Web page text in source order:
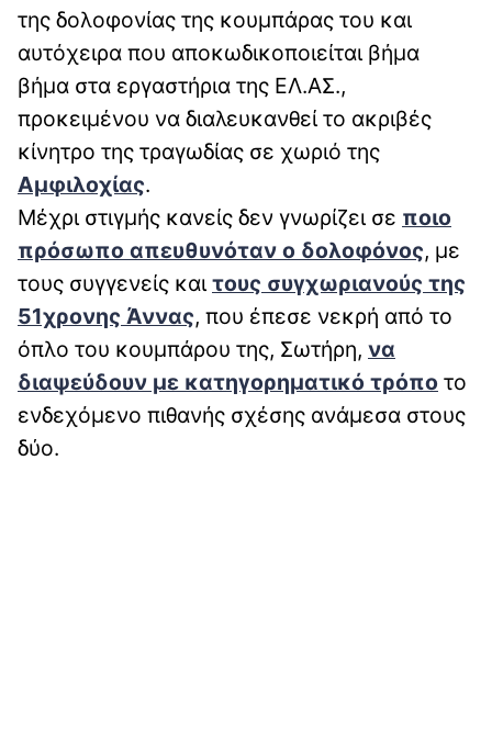
της δολοφονίας της κουμπάρας του και
αυτόχειρα που αποκωδικοποιείται βήμα
βήμα στα εργαστήρια της ΕΛ.ΑΣ.,
προκειμένου να διαλευκανθεί το ακριβές
κίνητρο της τραγωδίας σε χωριό της
Αμφιλοχίας.
Μέχρι στιγμής κανείς δεν γνωρίζει σε ποιο
πρόσωπο απευθυνόταν ο δολοφόνος, με
τους συγγενείς και τους συγχωριανούς της
51χρονης Άννας, που έπεσε νεκρή από το
όπλο του κουμπάρου της, Σωτήρη, να
διαψεύδουν με κατηγορηματικό τρόπο το
ενδεχόμενο πιθανής σχέσης ανάμεσα στους
δύο.